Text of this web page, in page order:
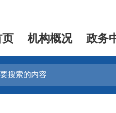
页 机构概况 政务